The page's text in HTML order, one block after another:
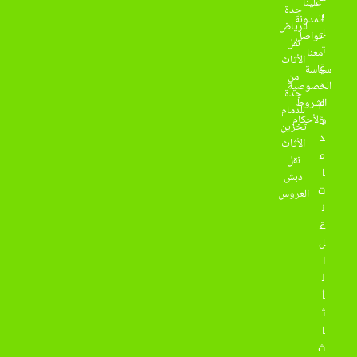
ي
ل
ت
ق
د
م
خ
د
م
ا
ت
ن
ق
ل
ا
ل
أ
ث
ا
ث
المدونة
تواصل
معنا
سياسة
الخصوصية
الشروط
والأحكام
جدة
للرياض
نقل
الأثاث
من
جدة
للدمام
تخزين
الأثاث
نقل
دبش
العروس